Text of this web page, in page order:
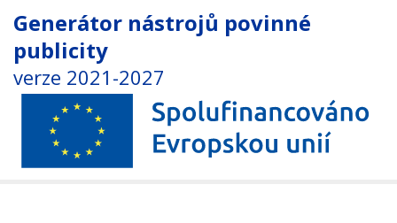
Generátor nástrojů povinné
publicity
verze 2021-2027